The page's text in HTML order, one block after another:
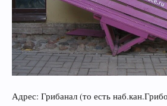
Адрес: Грибанал (то есть